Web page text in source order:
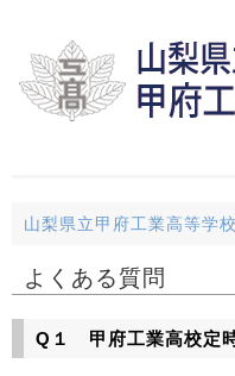
山梨県立甲府工業高等学
よくある質問
Q１ 甲府工業高校定